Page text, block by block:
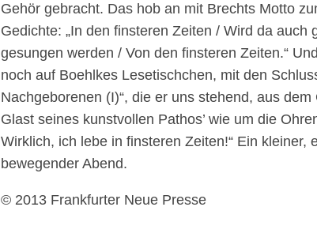
Gehör gebracht. Das hob an mit Brechts Motto
Gedichte: „In den finsteren Zeiten / Wird da auch
gesungen werden / Von den finsteren Zeiten.“
noch auf Boehlkes Lesetischchen, mit den
Nachgeborenen (I)“, die er uns stehend, aus
Glast seines kunstvollen Pathos’ wie um die
Wirklich, ich lebe in finsteren Zeiten!“ Ein kleiner,
bewegender Abend.
© 2013 Frankfurter Neue Presse